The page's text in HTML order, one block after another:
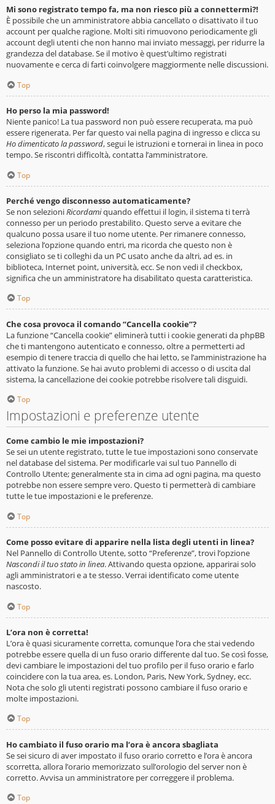
Mi sono registrato tempo fa, ma non riesco più a connettermi?!
È possibile che un amministratore abbia cancellato o disattivato il tuo
account per qualche ragione. Molti siti rimuovono periodicamente gli
account degli utenti che non hanno mai inviato messaggi, per ridurre la
grandezza del database. Se il motivo è quest’ultimo registrati
nuovamente e cerca di farti coinvolgere maggiormente nelle discussioni.
Top
Ho perso la mia password!
Niente panico! La tua password non può essere recuperata, ma può
essere rigenerata. Per far questo vai nella pagina di ingresso e clicca su
Ho dimenticato la password, segui le istruzioni e tornerai in linea in poco
tempo. Se riscontri difficoltà, contatta l’amministratore.
Top
Perché vengo disconnesso automaticamente?
Se non selezioniRicordamiquando effettui il login, il sistema ti terrà
connesso per un periodo prestabilito. Questo serve a evitare che
qualcuno possa usare il tuo nome utente. Per rimanere connesso,
seleziona l’opzione quando entri, ma ricorda che questo non è
consigliato se ti colleghi da un PC usato anche da altri, ad es. in
biblioteca, Internet point, università, ecc. Se non vedi il checkbox,
significa che un amministratore ha disabilitato questa caratteristica.
Top
Che cosa provoca il comando “Cancella cookie”?
La funzione “Cancella cookie” eliminerà tutti i cookie generati da phpBB
che ti mantengono autenticato e connesso, oltre a permetterti ad
esempio di tenere traccia di quello che hai letto, se l’amministrazione ha
attivato la funzione. Se hai avuto problemi di accesso o di uscita dal
sistema, la cancellazione dei cookie potrebbe risolvere tali disguidi.
Top
Impostazioni e preferenze utente
Come cambio le mie impostazioni?
Se sei un utente registrato, tutte le tue impostazioni sono conservate
nel database del sistema. Per modificarle vai sul tuo Pannello di
Controllo Utente; generalmente sta in cima ad ogni pagina, ma questo
potrebbe non essere sempre vero. Questo ti permetterà di cambiare
tutte le tue impostazioni e le preferenze.
Top
Come posso evitare di apparire nella lista degli utenti in linea?
Nel Pannello di Controllo Utente, sotto “Preferenze”, trovi l’opzione
Nascondi il tuo stato in linea. Attivando questa opzione, apparirai solo
agli amministratori e a te stesso. Verrai identificato come utente
nascosto.
Top
L’ora non è corretta!
L’ora è quasi sicuramente corretta, comunque l’ora che stai vedendo
potrebbe essere quella di un fuso orario differente dal tuo. Se così fosse,
devi cambiare le impostazioni del tuo profilo per il fuso orario e farlo
coincidere con la tua area, es. London, Paris, New York, Sydney, ecc.
Nota che solo gli utenti registrati possono cambiare il fuso orario e
molte impostazioni.
Top
Ho cambiato il fuso orario ma l’ora è ancora sbagliata
Se sei sicuro di aver impostato il fuso orario corretto e l’ora è ancora
scorretta, allora l’orario memorizzato sull’orologio del server non è
corretto. Avvisa un amministratore per correggere il problema.
Top